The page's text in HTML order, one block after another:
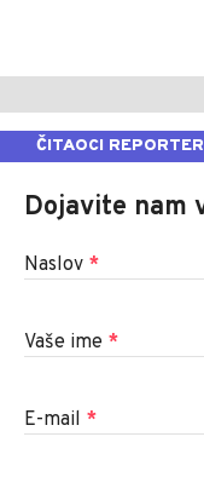
ČITAOCI
Dojavite nam
Naslov *
Vaše ime *
E-mail *